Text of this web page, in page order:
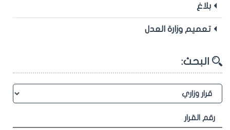
بلاغ
تعميم وزارة العدل
البحث: